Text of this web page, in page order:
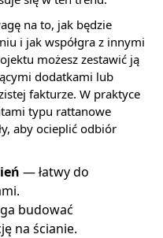
na to, jak będzie
i jak współgra z innymi
możesz zestawić ją
dodatkami lub
fakturze. W praktyce
typu rattanowe
aby ocieplić odbiór
— łatwy do
budować
na ścianie.